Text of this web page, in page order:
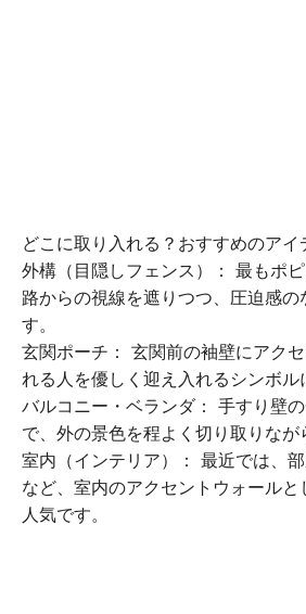
どこに取り入れる？おすすめのアイ
外構（目隠しフェンス）： 最もポ
路からの視線を遮りつつ、圧迫感の
す。
玄関ポーチ： 玄関前の袖壁にアク
れる人を優しく迎え入れるシンボル
バルコニー・ベランダ： 手すり壁
で、外の景色を程よく切り取りなが
室内（インテリア）： 最近では、
など、室内のアクセントウォールと
人気です。